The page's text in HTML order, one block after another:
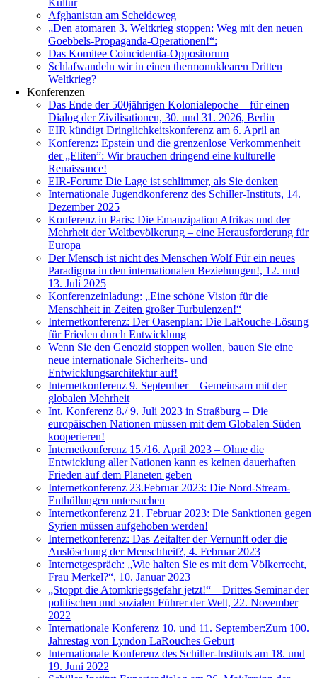
Kultur
Afghanistan am Scheideweg
„Den atomaren 3. Weltkrieg stoppen: Weg mit den neuen
Goebbels-Propaganda-Operationen!“:
Das Komitee Coincidentia-Oppositorum
Schlafwandeln wir in einen thermonuklearen Dritten
Weltkrieg?
Konferenzen
Das Ende der 500jährigen Kolonialepoche – für einen
Dialog der Zivilisationen, 30. und 31. 2026, Berlin
EIR kündigt Dringlichkeitskonferenz am 6. April an
Konferenz: Epstein und die grenzenlose Verkommenheit
der „Eliten”: Wir brauchen dringend eine kulturelle
Renaissance!
EIR-Forum: Die Lage ist schlimmer, als Sie denken
Internationale Jugendkonferenz des Schiller-Instituts, 14.
Dezember 2025
Konferenz in Paris: Die Emanzipation Afrikas und der
Mehrheit der Weltbevölkerung – eine Herausforderung für
Europa
Der Mensch ist nicht des Menschen Wolf Für ein neues
Paradigma in den internationalen Beziehungen!, 12. und
13. Juli 2025
Konferenzeinladung: „Eine schöne Vision für die
Menschheit in Zeiten großer Turbulenzen!“
Internetkonferenz: Der Oasenplan: Die LaRouche-Lösung
für Frieden durch Entwicklung
Wenn Sie den Genozid stoppen wollen, bauen Sie eine
neue internationale Sicherheits- und
Entwicklungsarchitektur auf!
Internetkonferenz 9. September – Gemeinsam mit der
globalen Mehrheit
Int. Konferenz 8./ 9. Juli 2023 in Straßburg – Die
europäischen Nationen müssen mit dem Globalen Süden
kooperieren!
Internetkonferenz 15./16. April 2023 – Ohne die
Entwicklung aller Nationen kann es keinen dauerhaften
Frieden auf dem Planeten geben
Internetkonferenz 23.Februar 2023: Die Nord-Stream-
Enthüllungen untersuchen
Internetkonferenz 21. Februar 2023: Die Sanktionen gegen
Syrien müssen aufgehoben werden!
Internetkonferenz: Das Zeitalter der Vernunft oder die
Auslöschung der Menschheit?, 4. Februar 2023
Internetgespräch: „Wie halten Sie es mit dem Völkerrecht,
Frau Merkel?“, 10. Januar 2023
„Stoppt die Atomkriegsgefahr jetzt!“ – Drittes Seminar der
politischen und sozialen Führer der Welt, 22. November
2022
Internationale Konferenz 10. und 11. September:Zum 100.
Jahrestag von Lyndon LaRouches Geburt
Internationale Konferenz des Schiller-Instituts am 18. und
19. Juni 2022